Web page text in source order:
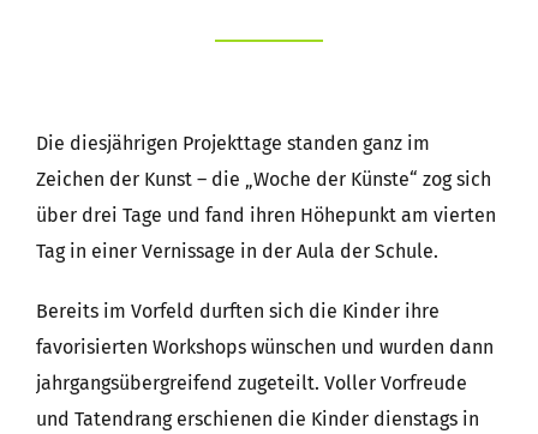
nach:
Die diesjährigen Projekttage standen ganz im
Zeichen der Kunst – die „Woche der Künste“ zog sich
über drei Tage und fand ihren Höhepunkt am vierten
Tag in einer Vernissage in der Aula der Schule.
Bereits im Vorfeld durften sich die Kinder ihre
favorisierten Workshops wünschen und wurden dann
jahrgangsübergreifend zugeteilt. Voller Vorfreude
und Tatendrang erschienen die Kinder dienstags in